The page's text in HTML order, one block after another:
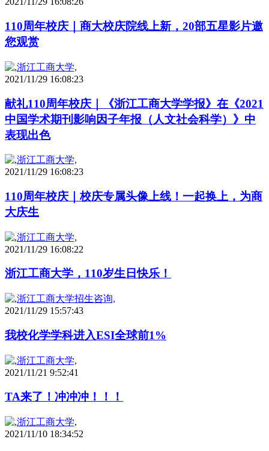
110周年校庆｜商大校庆院线上新，20部五星影片邀
您观赏
2021/11/29 16:08:23
献礼110周年校庆｜《浙江工商大学学报》在《2021
中国学术期刊影响因子年报（人文社会科学）》中
表现出色
2021/11/29 16:08:23
110周年校庆｜校庆专属头像上线！一起换上，为商
大庆生
2021/11/29 16:08:22
浙江工商大学，110岁生日快乐！
2021/11/29 15:57:43
我校化学学科进入ESI全球前1%
2021/11/21 9:52:41
TA来了！冲冲冲！！！
2021/11/10 18:34:52